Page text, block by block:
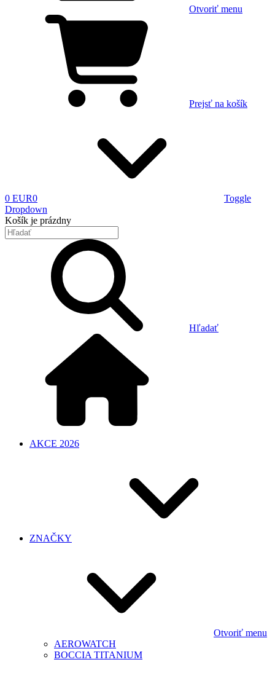
Otvoriť menu
Prejsť na košík
0 EUR0
Toggle
Dropdown
Košík je prázdny
Hľadať
AKCE 2026
ZNAČKY
Otvoriť menu
AEROWATCH
BOCCIA TITANIUM